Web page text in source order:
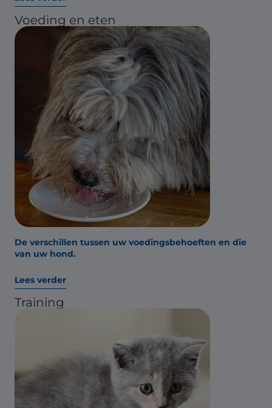
Voeding en eten
De verschillen tussen uw voedingsbehoeften en die
van uw hond.
Lees verder
Training